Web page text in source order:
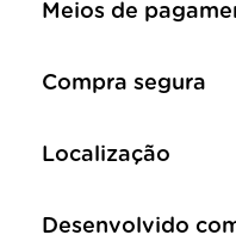
Meios de
Compra segura
Localização
Desenvolvido